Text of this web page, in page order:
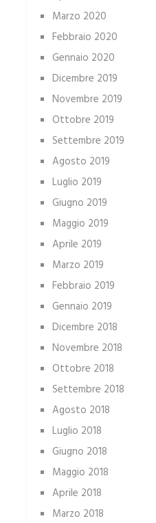
Marzo 2020
Febbraio 2020
Gennaio 2020
Dicembre 2019
Novembre 2019
Ottobre 2019
Settembre 2019
Agosto 2019
Luglio 2019
Giugno 2019
Maggio 2019
Aprile 2019
Marzo 2019
Febbraio 2019
Gennaio 2019
Dicembre 2018
Novembre 2018
Ottobre 2018
Settembre 2018
Agosto 2018
Luglio 2018
Giugno 2018
Maggio 2018
Aprile 2018
Marzo 2018